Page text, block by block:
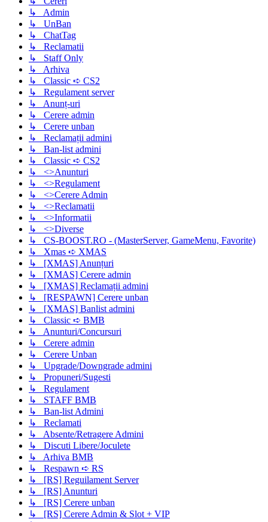
↳ Admin
↳ UnBan
↳ ChatTag
↳ Reclamatii
↳ Staff Only
↳ Arhiva
↳ Classic ➪ CS2
↳ Regulament server
↳ Anunț-uri
↳ Cerere admin
↳ Cerere unban
↳ Reclamații admini
↳ Ban-list admini
↳ Classic ➪ CS2
↳ <>Anunturi
↳ <>Regulament
↳ <>Cerere Admin
↳ <>Reclamatii
↳ <>Informatii
↳ <>Diverse
↳ CS-BOOST.RO - (MasterServer, GameMenu, Favorite)
↳ Xmas ➪ XMAS
↳ [XMAS] Anunțuri
↳ [XMAS] Cerere admin
↳ [XMAS] Reclamații admini
↳ [RESPAWN] Cerere unban
↳ [XMAS] Banlist admini
↳ Classic ➪ BMB
↳ Anunturi/Concursuri
↳ Cerere admin
↳ Cerere Unban
↳ Upgrade/Downgrade admini
↳ Propuneri/Sugesti
↳ Regulament
↳ STAFF BMB
↳ Ban-list Admini
↳ Reclamati
↳ Absente/Retragere Admini
↳ Discuti Libere/Joculete
↳ Arhiva BMB
↳ Respawn ➪ RS
↳ [RS] Reguilament Server
↳ [RS] Anunturi
↳ [RS] Cerere unban
↳ [RS] Cerere Admin & Slot + VIP